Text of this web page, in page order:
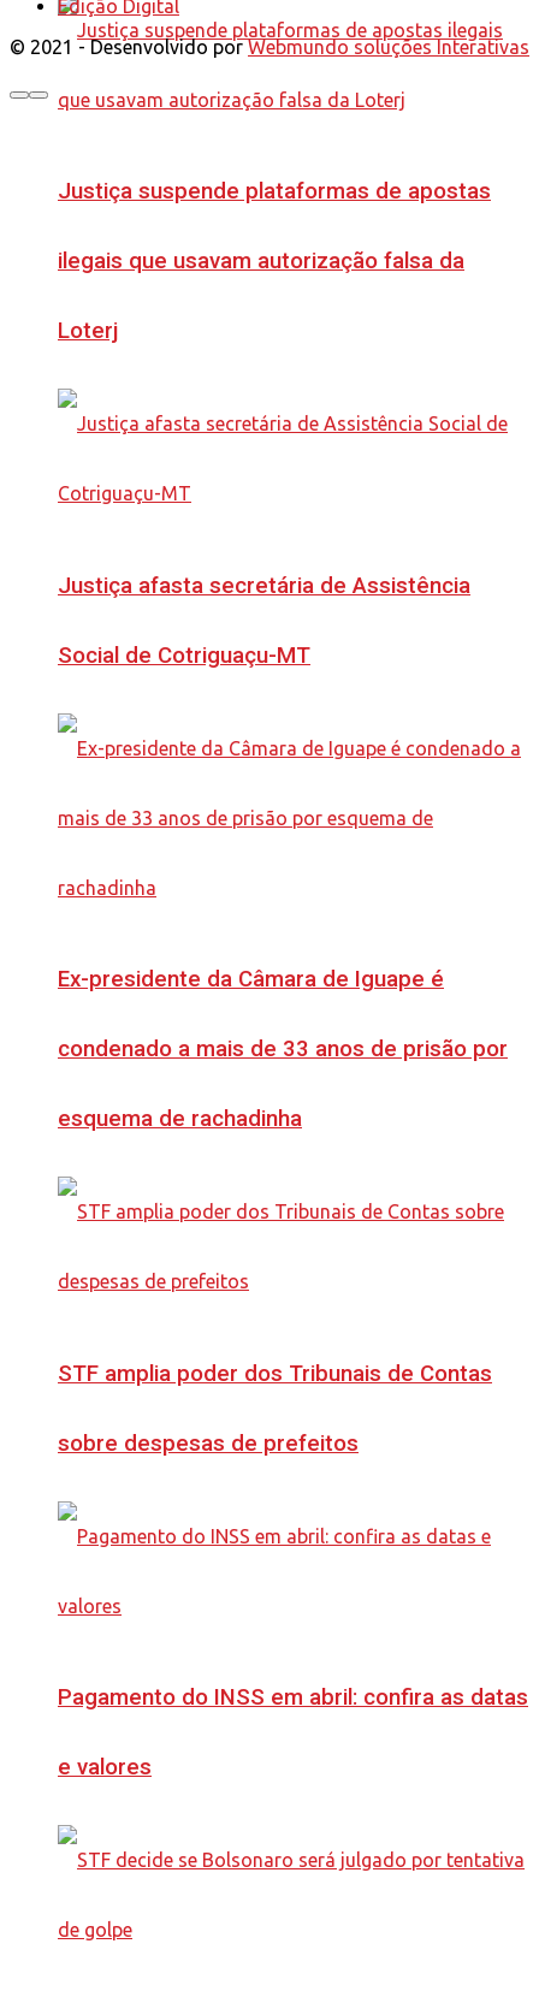
Justiça suspende plataformas de apostas
ilegais que usavam autorização falsa da
Loterj
Justiça afasta secretária de Assistência
Social de Cotriguaçu-MT
Ex-presidente da Câmara de Iguape é
condenado a mais de 33 anos de prisão por
esquema de rachadinha
STF amplia poder dos Tribunais de Contas
sobre despesas de prefeitos
Pagamento do INSS em abril: confira as datas
e valores
Edição Digital
© 2021 - Desenvolvido por Webmundo soluções Interativas